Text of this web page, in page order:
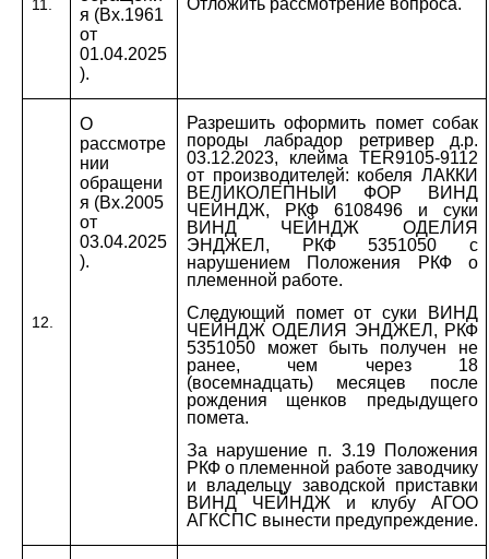
11.
я (Вх.1961
от
01.04.2025
).
Отложить рассмотрение вопроса.
12.
О
рассмотре
нии
обращени
я (Вх.2005
от
03.04.2025
).
Разрешить оформить помет собак
породы лабрадор ретривер д.р.
03.12.2023, клеймаTER9105-9112
от производителей: кобеля ЛАККИ
ВЕЛИКОЛЕПНЫЙ ФОР ВИНД
ЧЕЙНДЖ, РКФ 6108496 и суки
ВИНД ЧЕЙНДЖ ОДЕЛИЯ
ЭНДЖЕЛ, РКФ 5351050 с
нарушением Положения РКФ о
племенной работе.
Следующий помет от суки ВИНД
ЧЕЙНДЖ ОДЕЛИЯ ЭНДЖЕЛ, РКФ
5351050 может быть получен не
ранее, чем через 18
(восемнадцать) месяцев после
рождения щенков предыдущего
помета.
За нарушение п. 3.19 Положения
РКФ о племенной работе заводчику
и владельцу заводской приставки
ВИНД ЧЕЙНДЖ и клубу АГОО
АГКСПС вынести предупреждение.